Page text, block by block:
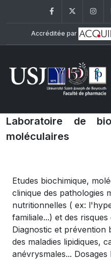
FacebookTwitter
Accréditée par
Laboratoire de
moléculaires
Etudes biochimique,
clinique des pathologies
nutritionnelles ( ex:
familiale...) et des
Diagnostic et prévention
des maladies lipidiques,
anévrysmales...